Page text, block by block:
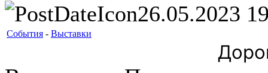
26.05.2023
События - Выставки